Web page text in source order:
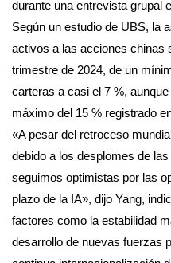
durante una entrevista grupal
Según un estudio de UBS, la
activos a las acciones chinas
trimestre de 2024, de un
carteras a casi el 7 %,
máximo del 15 % registrado
«A pesar del retroceso
debido a los desplomes de
seguimos optimistas por las
plazo de la IA», dijo Yang,
factores como la estabilidad
desarrollo de nuevas fuerzas